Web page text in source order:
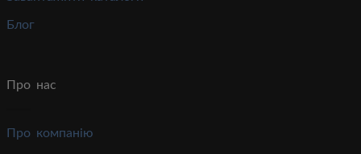
Блог
Про нас
Про компанію